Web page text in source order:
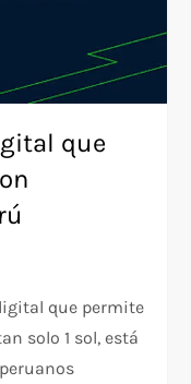
que
que permite
solo 1 sol, está